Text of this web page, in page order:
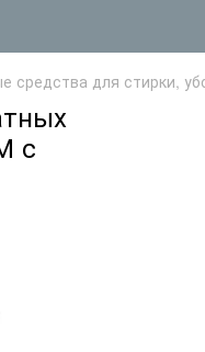
средства для стирки,
с